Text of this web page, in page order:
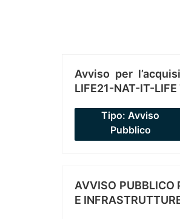
Avviso per
LIFE21-NAT-IT-LIFE
Tipo: Avviso
Pubblico
AVVISO PUBBLICO
E